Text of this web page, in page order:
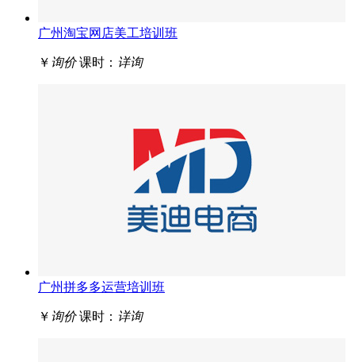
广州淘宝网店美工培训班
￥ 询价 课时： 详询
广州拼多多运营培训班
￥ 询价 课时： 详询